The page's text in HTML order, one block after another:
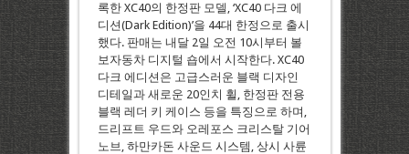
록한 XC40의 한정판 모델, ‘XC40 다크 에
디션(Dark Edition)’을 44대 한정으로 출시
했다. 판매는 내달 2일 오전 10시부터 볼
보자동차 디지털 숍에서 시작한다. XC40
다크 에디션은 고급스러운 블랙 디자인
디테일과 새로운 20인치 휠, 한정판 전용
블랙 레더 키 케이스 등을 특징으로 하며,
드리프트 우드와 오레포스 크리스탈 기어
노브, 하만카돈 사운드 시스템, 상시 사륜